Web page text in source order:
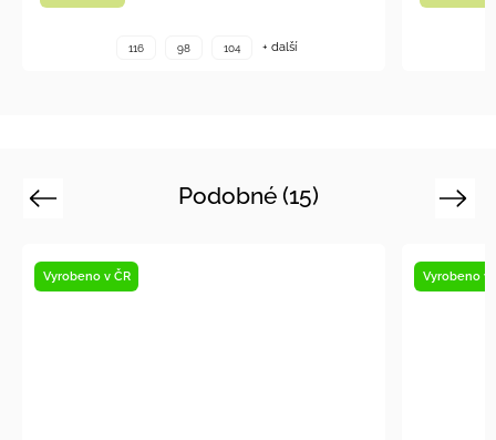
+ další
Podobné (15)
Previous Next